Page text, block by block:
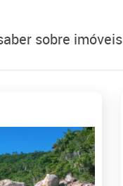
sobre imóveis